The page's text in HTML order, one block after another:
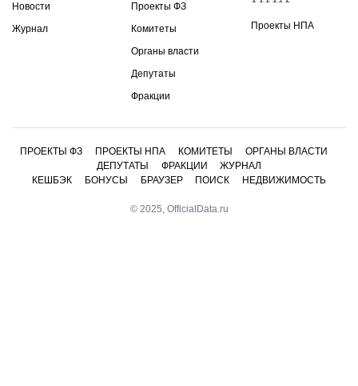
Новости
Журнал
Проекты ФЗ
Комитеты
Органы власти
Депутаты
Фракции
Проекты НПА
ПРОЕКТЫ ФЗ ПРОЕКТЫ НПА КОМИТЕТЫ
ОРГАНЫ ВЛАСТИ
ДЕПУТАТЫ
ФРАКЦИИ
ЖУРНАЛ
КЕШБЭК
БОНУСЫ БРАУЗЕР ПОИСК НЕДВИЖИМОСТЬ
© 2025, OfficialData.ru